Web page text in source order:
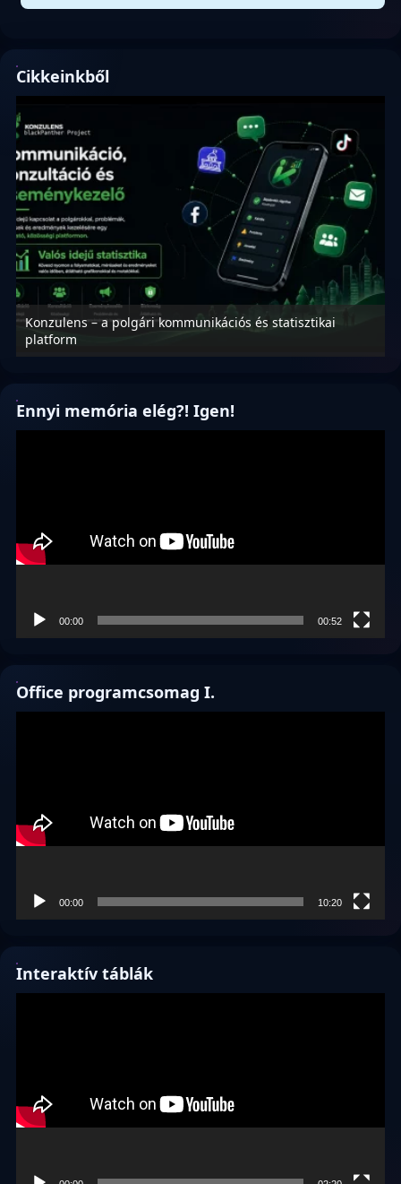
Cikkeinkből
Konzulens – a polgári kommunikációs és statisztikai
platform
Ennyi memória elég?! Igen!
00:00 00:52
Office programcsomag I.
00:00 10:20
Interaktív táblák